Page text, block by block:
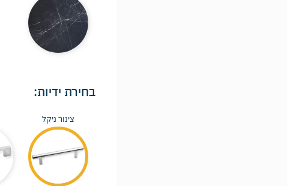
בחירת ידיות:
צינור ניקל